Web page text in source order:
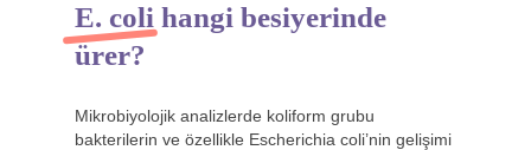
E. coli hangi besiyerinde
ürer?
Mikrobiyolojik analizlerde koliform grubu
bakterilerin ve özellikle Escherichia coli’nin gelişimi